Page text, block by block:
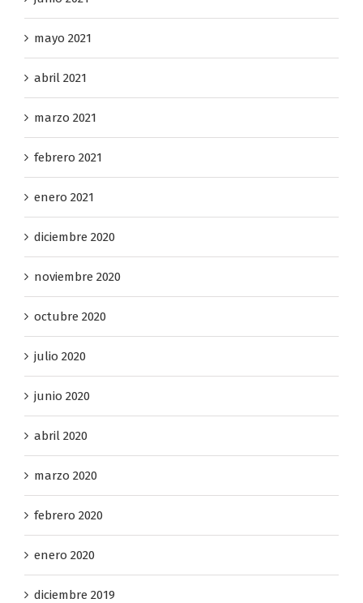
junio 2021
mayo 2021
abril 2021
marzo 2021
febrero 2021
enero 2021
diciembre 2020
noviembre 2020
octubre 2020
julio 2020
junio 2020
abril 2020
marzo 2020
febrero 2020
enero 2020